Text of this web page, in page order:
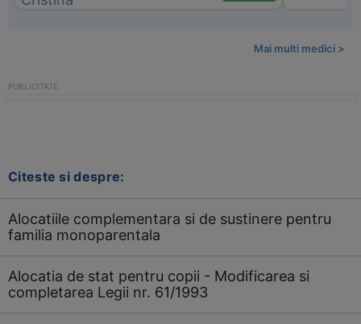
Mai multi medici >
Citeste si despre:
Alocatiile complementara si de sustinere pentru
familia monoparentala
Alocatia de stat pentru copii - Modificarea si
completarea Legii nr. 61/1993